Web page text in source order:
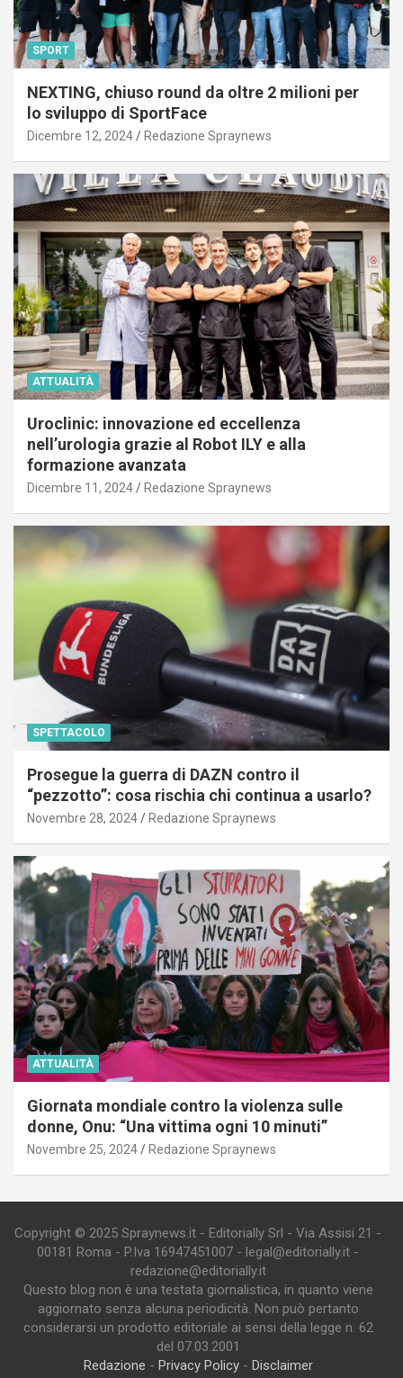
SPORT
NEXTING, chiuso round da oltre 2 milioni per
lo sviluppo di SportFace
Dicembre 12, 2024 Redazione Spraynews
ATTUALITÀ
Uroclinic: innovazione ed eccellenza
nell’urologia grazie al Robot ILY e alla
formazione avanzata
Dicembre 11, 2024 Redazione Spraynews
SPETTACOLO
Prosegue la guerra di DAZN contro il
“pezzotto”: cosa rischia chi continua a usarlo?
Novembre 28, 2024 Redazione Spraynews
ATTUALITÀ
Giornata mondiale contro la violenza sulle
donne, Onu: “Una vittima ogni 10 minuti”
Novembre 25, 2024 Redazione Spraynews
Copyright © 2025 Spraynews.it - Editorially Srl - Via Assisi 21 -
00181 Roma - P.Iva 16947451007 - legal@editorially.it -
redazione@editorially.it
Questo blog non è una testata giornalistica, in quanto viene
aggiornato senza alcuna periodicità. Non può pertanto
considerarsi un prodotto editoriale ai sensi della legge n. 62
del 07.03.2001
Redazione - Privacy Policy- Disclaimer